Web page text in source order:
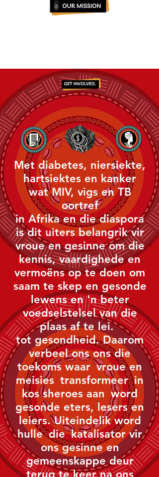
Met diabetes, niersiekte,
hartsiektes en kanker
wat MIV, vigs en TB
oortref
in Afrika en die diaspora
is dit uiters belangrik vir
vroue en gesinne om die
kennis, vaardighede en
vermoëns op te doen om
saam te skep en gesonde
lewens en 'n beter
voedselstelsel van die
plaas af te lei.
tot gesondheid. Daarom
verbeel ons ons die
toekoms waar vroue en
meisies transformeer in
kos sheroes aan word
gesonde eters, lesers en
leiers. Uiteindelik word
hulle die katalisator vir
ons gesinne en
gemeenskappe deur
terug te keer na ons